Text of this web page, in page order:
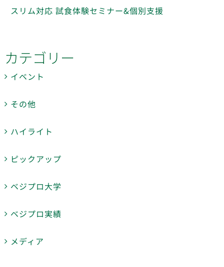
スリム対応 試食体験セミナー&個別支援
カテゴリー
イベント
その他
ハイライト
ピックアップ
ベジプロ大学
ベジプロ実績
メディア